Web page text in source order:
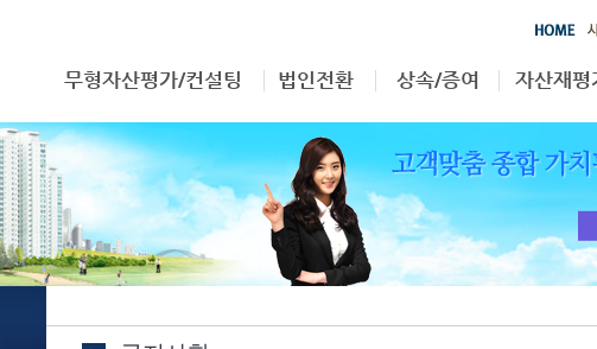
무형자산평가/컨설팅
영업권
특허권
상표권
기타
법인전환
부동산
무형자산
상속/증여
상속/증여
자산재평
자산재평